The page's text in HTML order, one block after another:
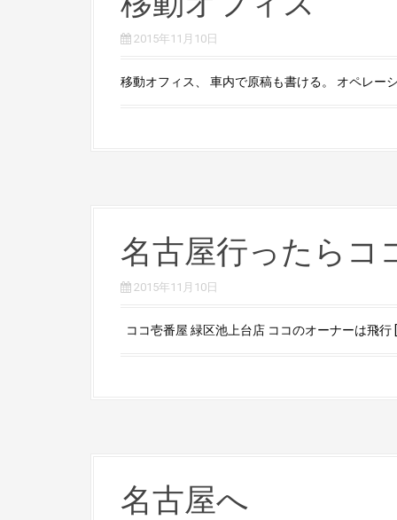
2015年11月10日
移動オフィス、 車内で原稿も書ける。 オペレー
名古屋行ったらコ
2015年11月10日
ココ壱番屋 緑区池上台店 ココのオーナーは飛行
名古屋へ